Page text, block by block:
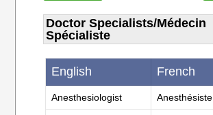
Doctor Specialists/Médecin
Spécialiste
English French
Anesthesiologist Anesthésiste